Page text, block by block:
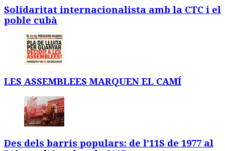
Solidaritat internacionalista amb la CTC i el
poble cubà
LES ASSEMBLEES MARQUEN EL CAMÍ
Des dels barris populars: de l’11S de 1977 al